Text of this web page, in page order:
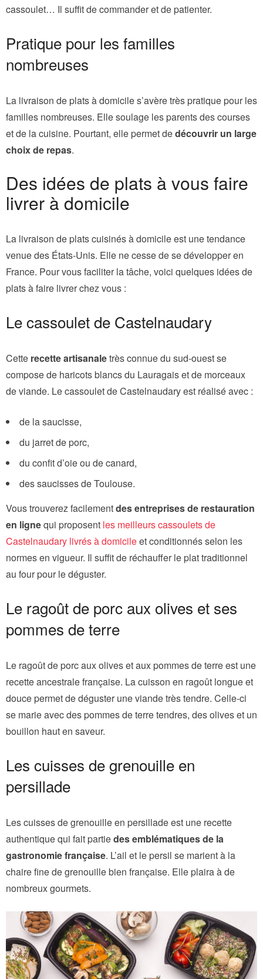
cassoulet… Il suffit de commander et de patienter.
Pratique pour les familles
nombreuses
La livraison de plats à domicile s’avère très pratique pour les
familles nombreuses. Elle soulage les parents des courses
et de la cuisine. Pourtant, elle permet dedécouvrir un large
choix de repas.
Des idées de plats à vous faire
livrer à domicile
La livraison de plats cuisinés à domicile est une tendance
venue des États-Unis. Elle ne cesse de se développer en
France. Pour vous faciliter la tâche, voici quelques idées de
plats à faire livrer chez vous :
Le cassoulet de Castelnaudary
Cette recette artisanaletrès connue du sud-ouest se
compose de haricots blancs du Lauragais et de morceaux
de viande. Le cassoulet de Castelnaudary est réalisé avec :
de la saucisse,
du jarret de porc,
du confit d’oie ou de canard,
des saucisses de Toulouse.
Vous trouverez facilementdes entreprises de restauration
en lignequi proposent les meilleurs cassoulets de
Castelnaudary livrés à domicileet conditionnés selon les
normes en vigueur. Il suffit de réchauffer le plat traditionnel
au four pour le déguster.
Le ragoût de porc aux olives et ses
pommes de terre
Le ragoût de porc aux olives et aux pommes de terre est une
recette ancestrale française. La cuisson en ragoût longue et
douce permet de déguster une viande très tendre. Celle-ci
se marie avec des pommes de terre tendres, des olives et un
bouillon haut en saveur.
Les cuisses de grenouille en
persillade
Les cuisses de grenouille en persillade est une recette
authentique qui fait partiedes emblématiques de la
gastronomie française. L’ail et le persil se marient à la
chaire fine de grenouille bien française. Elle plaira à de
nombreux gourmets.